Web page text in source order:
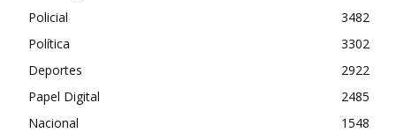
Policial
3482
Política
3302
Deportes
2922
Papel Digital
2485
Nacional
1548